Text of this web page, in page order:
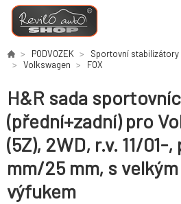
PODVOZEK Sportovní stabilizátory
Volkswagen
FOX
H&R sada
(přední+zadní) pro
(5Z), 2WD, r.v. 11/01-
mm/25 mm, s
výfukem